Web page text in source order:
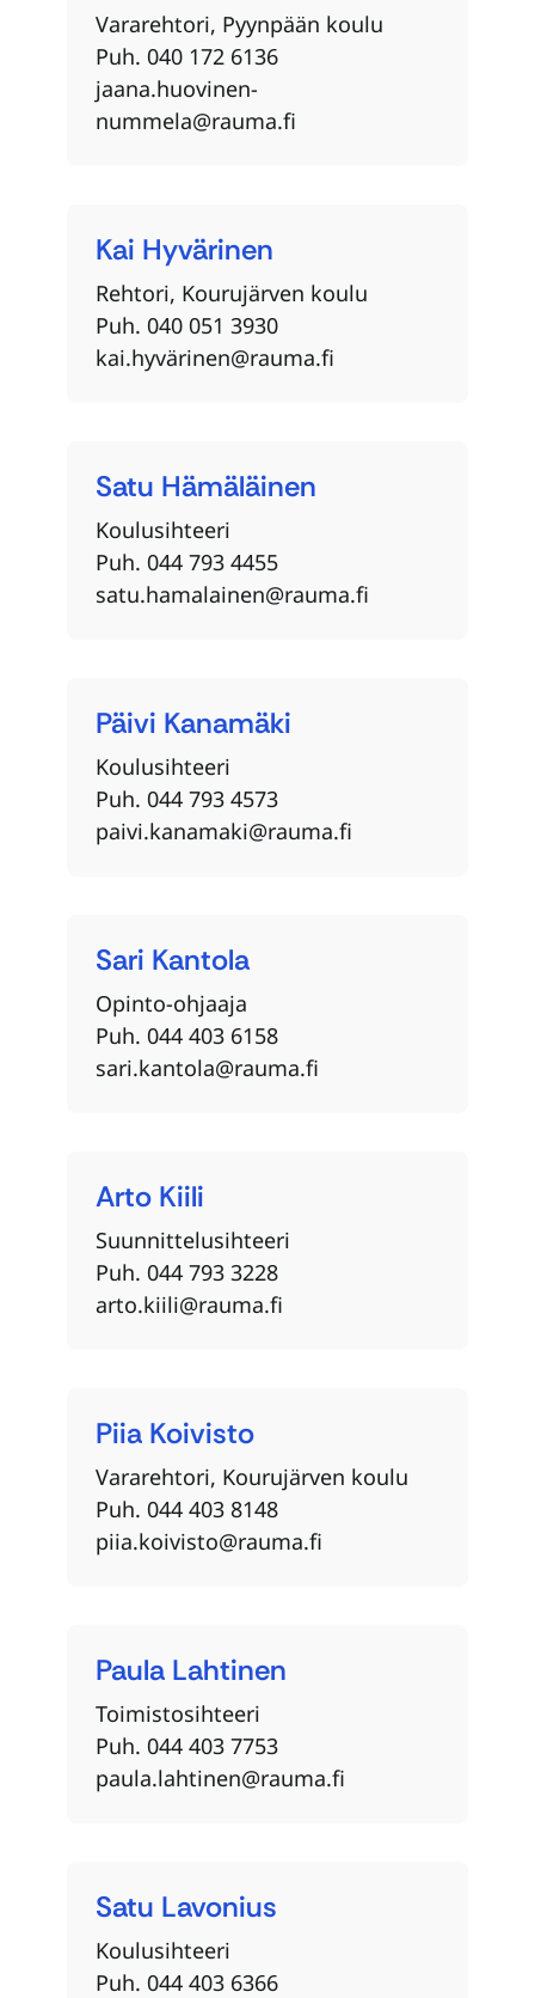
Vararehtori, Pyynpään koulu
Puh. 040 172 6136
jaana.huovinen-
nummela@rauma.fi
Hyvärinen
Kai
Rehtori, Kourujärven koulu
Puh. 040 051 3930
kai.hyvärinen@rauma.fi
Hämäläinen
Satu
Koulusihteeri
Puh. 044 793 4455
satu.hamalainen@rauma.fi
Kanamäki
Päivi
Koulusihteeri
Puh. 044 793 4573
paivi.kanamaki@rauma.fi
Kantola
Sari
Opinto-ohjaaja
Puh. 044 403 6158
sari.kantola@rauma.fi
Kiili
Arto
Suunnittelusihteeri
Puh. 044 793 3228
arto.kiili@rauma.fi
Koivisto
Piia
Vararehtori, Kourujärven koulu
Puh. 044 403 8148
piia.koivisto@rauma.fi
Lahtinen
Paula
Toimistosihteeri
Puh. 044 403 7753
paula.lahtinen@rauma.fi
Lavonius
Satu
Koulusihteeri
Puh. 044 403 6366